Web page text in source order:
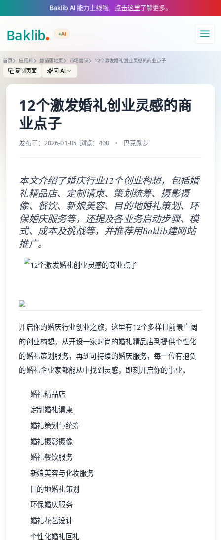
A Markdown version of this page is available at https://
Baklib AI 能力上线啦， 点击这里了解更多。
+AI
导航
首页 应用库 营销落地页 市场营销 12个激发婚礼创业灵感的商业点子
复制页面 问 AI
12个激发婚礼创业灵感的商
业点子
发布于：2026-01-05 浏览：400 巴克励步
本文介绍了婚庆行业12个创业构想，包括婚
礼精品店、定制请柬、策划统筹、摄影摄
像、餐饮、新娘美容、目的地婚礼策划、环
保婚庆服务等，还提及各业务启动步骤、模
式、成本及挑战等，并推荐用Baklib建网站
推广。
开启你的婚庆行业创业之旅，这里有12个多样且前景广阔
的创业构想。从开设一家时尚的婚礼精品店到提供个性化
的婚礼策划服务，再到可持续的婚庆服务，每一位有抱负
的婚礼企业家都能从中找到灵感，即刻开启你的事业。
婚礼精品店
定制婚礼请柬
婚礼策划与统筹
婚礼摄影摄像
婚礼餐饮服务
新娘美容与化妆服务
目的地婚礼策划
环保婚庆服务
婚礼花艺设计
个性化婚礼回礼